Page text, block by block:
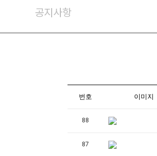
공지사항
번호 이미지
88
87